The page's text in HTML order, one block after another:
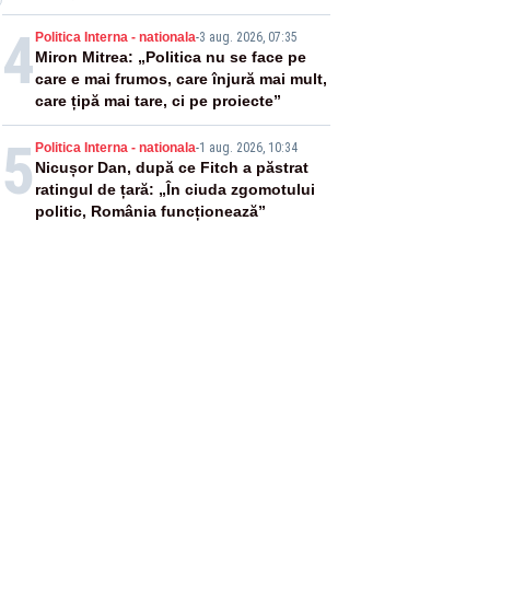
4 Politica Interna - nationala-3 aug. 2026, 07:35
Miron Mitrea: „Politica nu se face pe
care e mai frumos, care înjură mai mult,
care țipă mai tare, ci pe proiecte”
5 Politica Interna - nationala-1 aug. 2026, 10:34
Nicușor Dan, după ce Fitch a păstrat
ratingul de țară: „În ciuda zgomotului
politic, România funcționează”